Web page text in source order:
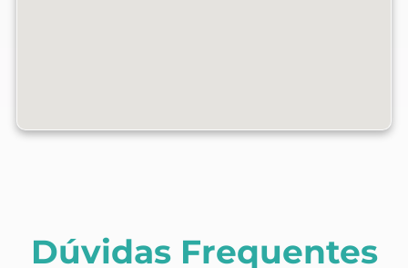
Dúvidas Frequentes